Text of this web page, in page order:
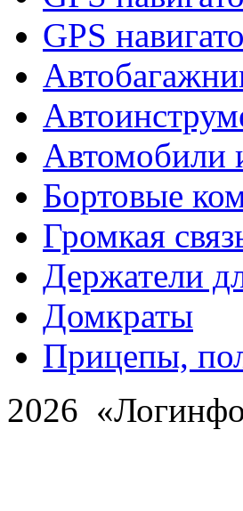
GPS
Автомобили
Бортовые
Громкая
Держатели
Домкраты
Прицепы,
2026